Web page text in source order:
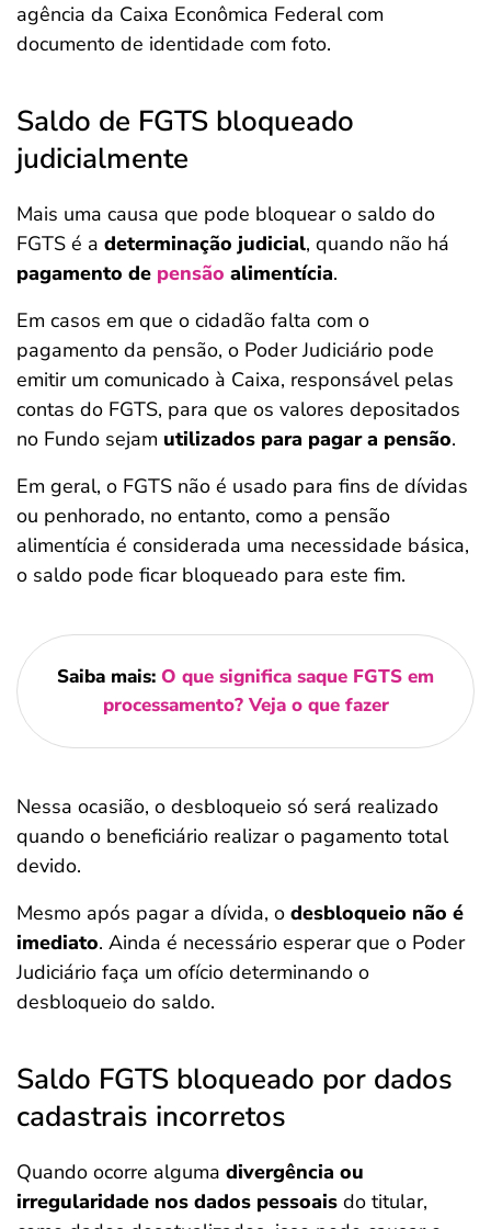
agência da Caixa Econômica Federal com
documento de identidade com foto.
Saldo de FGTS bloqueado
judicialmente
Mais uma causa que pode bloquear o saldo do
FGTS é a determinação judicial, quando não há
pagamento de pensão alimentícia.
Em casos em que o cidadão falta com o
pagamento da pensão, o Poder Judiciário pode
emitir um comunicado à Caixa, responsável pelas
contas do FGTS, para que os valores depositados
no Fundo sejam utilizados para pagar a pensão.
Em geral, o FGTS não é usado para fins de dívidas
ou penhorado, no entanto, como a pensão
alimentícia é considerada uma necessidade básica,
o saldo pode ficar bloqueado para este fim.
Saiba mais: O que significa saque FGTS em
processamento? Veja o que fazer
Nessa ocasião, o desbloqueio só será realizado
quando o beneficiário realizar o pagamento total
devido.
Mesmo após pagar a dívida, o desbloqueio não é
imediato. Ainda é necessário esperar que o Poder
Judiciário faça um ofício determinando o
desbloqueio do saldo.
Saldo FGTS bloqueado por dados
cadastrais incorretos
Quando ocorre alguma divergência ou
irregularidade nos dados pessoais do titular,